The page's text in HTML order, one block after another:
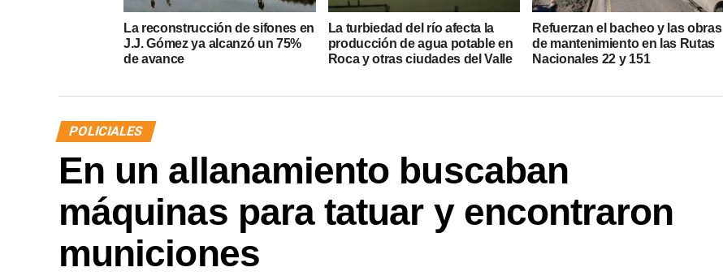
La reconstrucción de sifones en
J.J. Gómez ya alcanzó un 75%
de avance
La turbiedad del río afecta la
producción de agua potable en
Roca y otras ciudades del Valle
Refuerzan el bacheo y las obras
de mantenimiento en las Rutas
Nacionales 22 y 151
POLICIALES
En un allanamiento buscaban
máquinas para tatuar y encontraron
municiones